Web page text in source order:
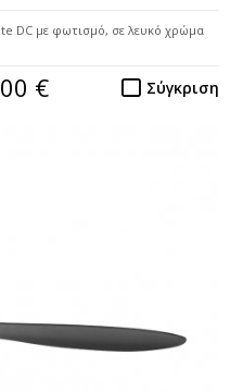
DC με φωτισμό, σε λευκό χρώμα
Σύγκριση
€